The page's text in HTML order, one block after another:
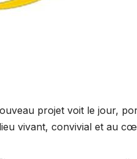
projet voit le jour,
vivant, convivial et au